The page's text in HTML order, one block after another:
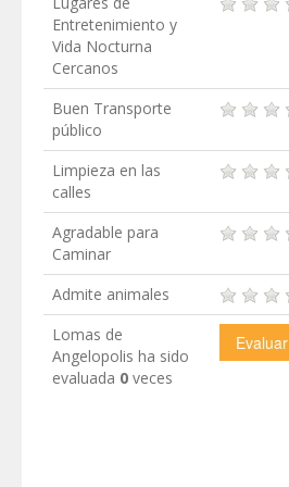
Entretenimiento y
Vida Nocturna
Cercanos
Buen Transporte
público
Limpieza en las
calles
Agradable para
Caminar
Admite animales
Lomas de
Angelopolis ha sido
evaluada 0 veces